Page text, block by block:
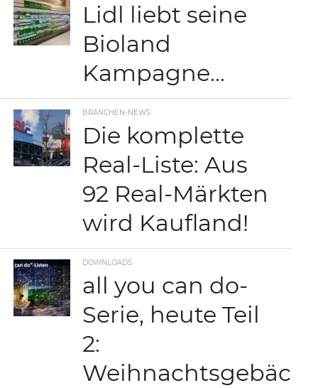
Lidl liebt seine
Bioland
Kampagne…
BRANCHEN-NEWS
Die komplette
Real-Liste: Aus
92 Real-Märkten
wird Kaufland!
DOWNLOADS
all you can do-
Serie, heute Teil
2:
Weihnachtsgebäck